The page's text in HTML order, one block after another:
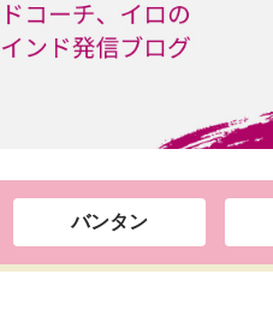
バンタン